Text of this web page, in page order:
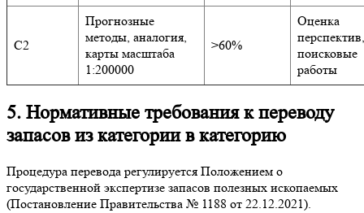
C2
Прогнозные
методы, аналогия,
карты масштаба
1:200000
>60%
Оценка
перспектив,
поисковые
работы
5. Нормативные требования к переводу
запасов из категории в категорию
Процедура перевода регулируется Положением о
государственной экспертизе запасов полезных ископаемых
(Постановление Правительства № 1188 от 22.12.2021).